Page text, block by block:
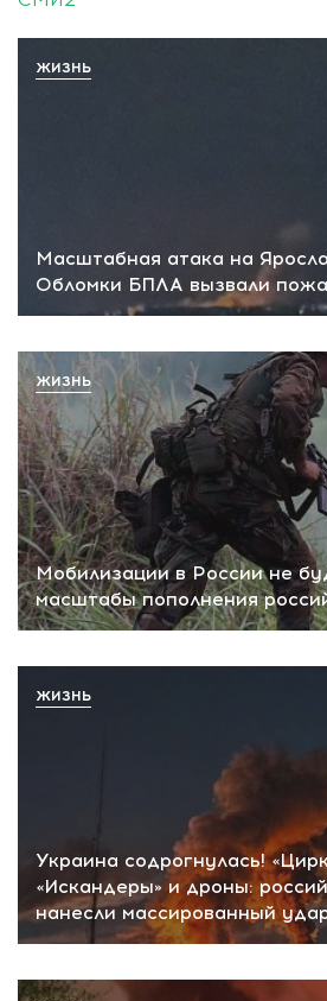
Масштабная атака на
Обломки БПЛА вызвали
ЖИЗНЬ
Мобилизации в России не
масштабы пополнения
ЖИЗНЬ
Украина содрогнулась!
«Искандеры» и дроны:
нанесли массированный
ЖИЗНЬ